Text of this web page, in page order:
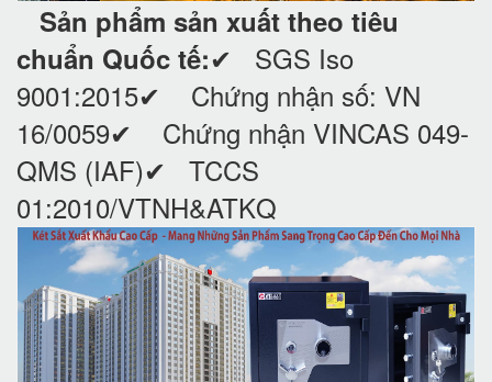
Sản phẩm sản xuất theo tiêu
chuẩn Quốc tế:✔ SGS Iso
9001:2015✔ Chứng nhận số: VN
16/0059✔ Chứng nhận VINCAS 049-
QMS (IAF)✔ TCCS
01:2010/VTNH&ATKQ